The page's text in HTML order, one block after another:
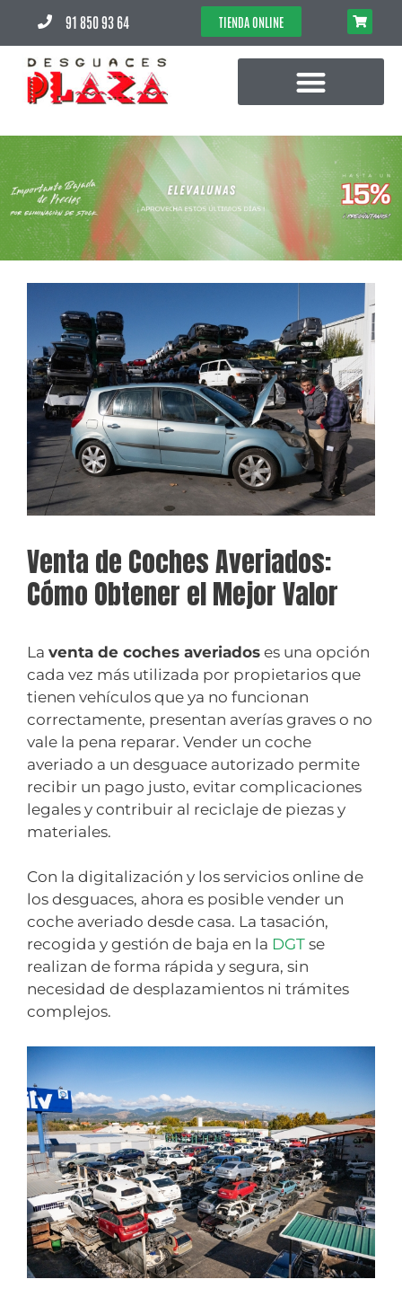
91 850 93 64 TIENDA ONLINE
Venta de Coches Averiados:
Cómo Obtener el Mejor Valor
La venta de coches averiados es una opción
cada vez más utilizada por propietarios que
tienen vehículos que ya no funcionan
correctamente, presentan averías graves o no
vale la pena reparar. Vender un coche
averiado a un desguace autorizado permite
recibir un pago justo, evitar complicaciones
legales y contribuir al reciclaje de piezas y
materiales.
Con la digitalización y los servicios online de
los desguaces, ahora es posible vender un
coche averiado desde casa. La tasación,
recogida y gestión de baja en la DGT se
realizan de forma rápida y segura, sin
necesidad de desplazamientos ni trámites
complejos.